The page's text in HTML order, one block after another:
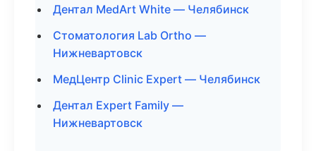
Дентал MedArt White — Челябинск
Стоматология Lab Ortho —
Нижневартовск
МедЦентр Clinic Expert — Челябинск
Дентал Expert Family —
Нижневартовск